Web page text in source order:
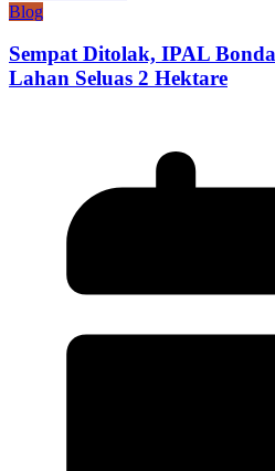
Blog
Sempat Ditolak, IPAL
Lahan Seluas 2 Hektare